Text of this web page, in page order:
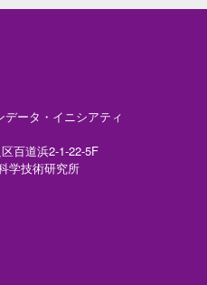
ータ・イニシアティ
百道浜2-1-22-5F
学技術研究所